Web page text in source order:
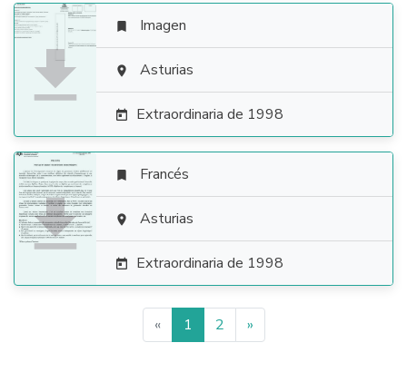

 Imagen
 Asturias
 Extraordinaria de 1998

 Francés
 Asturias
 Extraordinaria de 1998
« 1 2 »